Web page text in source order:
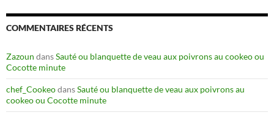
COMMENTAIRES RÉCENTS
Zazoun dansSauté ou blanquette de veau aux poivrons au cookeo ou
Cocotte minute
chef_CookeodansSauté ou blanquette de veau aux poivrons au
cookeo ou Cocotte minute